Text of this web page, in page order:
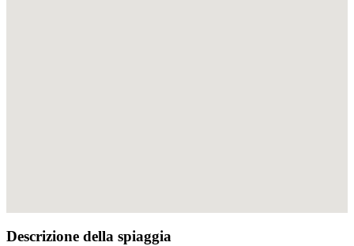
Descrizione della spiaggia